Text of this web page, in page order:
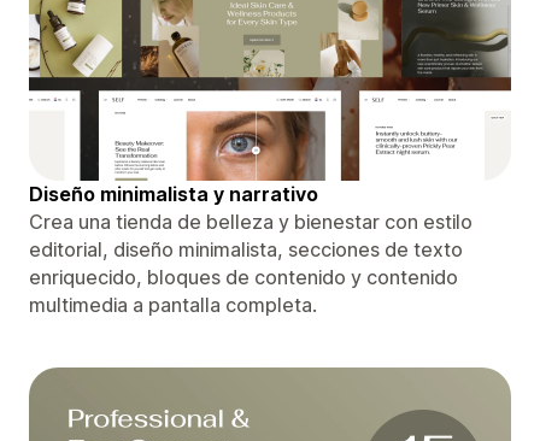
Diseño minimalista y narrativo
Crea una tienda de belleza y bienestar con estilo
editorial, diseño minimalista, secciones de texto
enriquecido, bloques de contenido y contenido
multimedia a pantalla completa.